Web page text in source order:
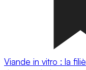
Viande in vitro : la